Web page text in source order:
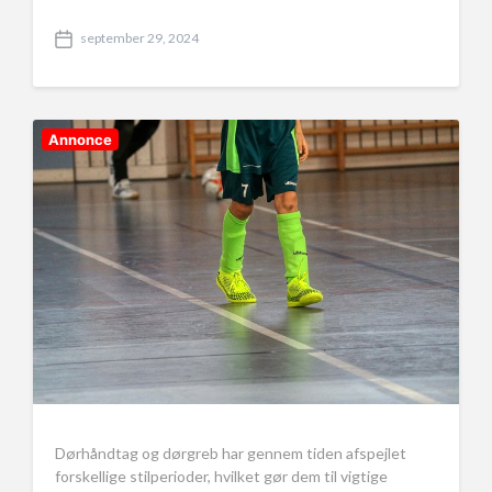
P
s
d
a
t
e
september 29, 2024
Annonce
Dørhåndtag og dørgreb har gennem tiden afspejlet
forskellige stilperioder, hvilket gør dem til vigtige